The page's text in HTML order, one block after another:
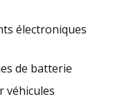
électroniques
de batterie
véhicules